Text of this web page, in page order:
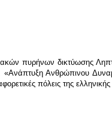
πυρήνων δικτύωσης
Ανθρώπινου
πόλεις της ελληνικής